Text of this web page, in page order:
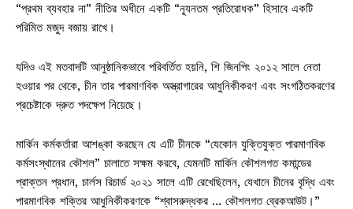
“প্রথম ব্যবহার না” নীতির অধীনে একটি “ন্যূনতম প্রতিরোধক” হিসাবে একটি
পরিমিত মজুদ বজায় রাখে।
যদিও এই মতবাদটি আনুষ্ঠানিকভাবে পরিবর্তিত হয়নি, শি জিনপিং ২০১২ সালে নেতা
হওয়ার পর থেকে, চীন তার পারমাণবিক অস্ত্রাগারের আধুনিকীকরণ এবং সংগঠিতকরণের
প্রচেষ্টাকে দ্রুত পদক্ষেপ নিয়েছে।
মার্কিন কর্মকর্তারা আশঙ্কা করছেন যে এটি চীনকে “যেকোন যুক্তিযুক্ত পারমাণবিক
কর্মসংস্থানের কৌশল” চালাতে সক্ষম করবে, যেমনটি মার্কিন কৌশলগত কমান্ডের
প্রাক্তন প্রধান, চার্লস রিচার্ড ২০২১ সালে এটি রেখেছিলেন, যেখানে চীনের বৃদ্ধি এবং
পারমাণবিক শক্তির আধুনিকীকরণকে “শ্বাসরুদ্ধকর … কৌশলগত ব্রেকআউট।”